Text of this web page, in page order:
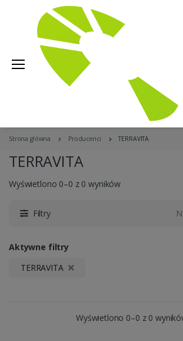
Strona główna Producenci TERRAVITA
TERRAVITA
Wyświetlono 0–0 z 0 wyników
Filtry
Aktywne filtry
TERRAVITA
Wyświetlono 0–0 z 0